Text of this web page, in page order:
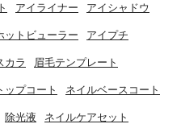
アイライナー アイシャドウ
ットビューラー アイプチ
カラ 眉毛テンプレート
ップコート ネイルベースコート
除光液 ネイルケアセット